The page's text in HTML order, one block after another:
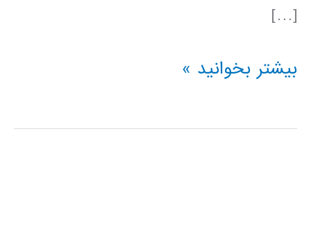
[…]
مجموعه
از
بیشتر بخوانید »